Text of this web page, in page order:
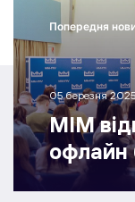
Попередня
05 березня
МІМ
офлайн